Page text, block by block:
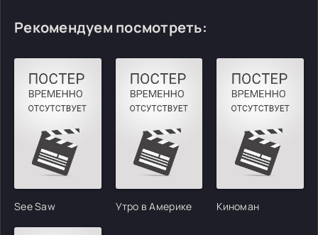
Рекомендуем посмотреть:
See Saw Утро в Америке Киноман